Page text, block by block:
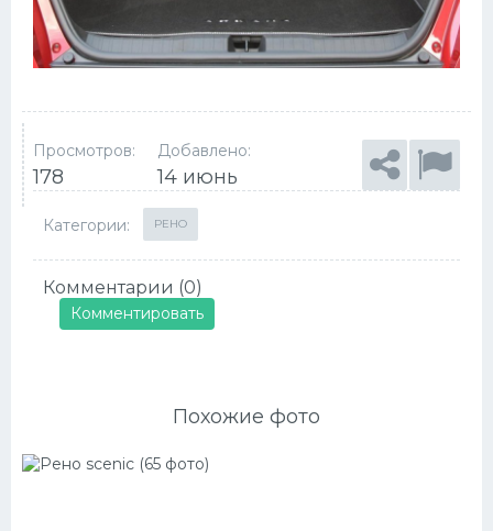
Просмотров:
178
Добавлено:
14 июнь
Категории: РЕНО
Комментарии (0)
Комментировать
Похожие фото